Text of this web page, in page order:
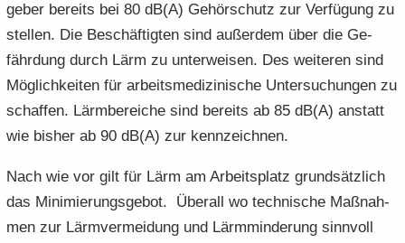
ge­ber be­reits bei 80 dB(A) Ge­hör­schutz zur Ver­fü­gung zu
stel­len. Die Be­schäf­tig­ten sind au­ßer­dem über die Ge­
fähr­dung durch Lärm zu un­ter­wei­sen. Des wei­te­ren sind
Mög­lich­kei­ten für ar­beits­me­di­zi­ni­sche Un­ter­su­chun­gen zu
schaf­fen. Lärm­be­rei­che sind be­reits ab 85 dB(A) an­statt
wie bis­her ab 90 dB(A) zur kenn­zeich­nen.
Nach wie vor gilt für Lärm am Ar­beits­platz grund­sätz­lich
das Mi­ni­mie­rungs­ge­bot. Über­all wo tech­ni­sche Maß­nah­
men zur Lärm­ver­mei­dung und Lärm­min­de­rung sinn­voll